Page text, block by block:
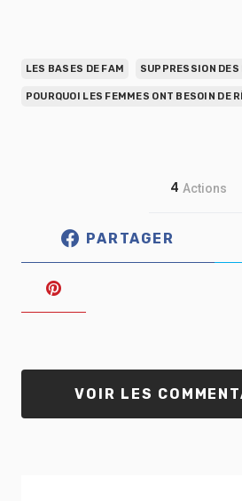
LES BASES DE FAM SUPPRESSION DES
POURQUOI LES FEMMES ONT BESOIN DE
4 Actions
PARTAGER
VOIR LES